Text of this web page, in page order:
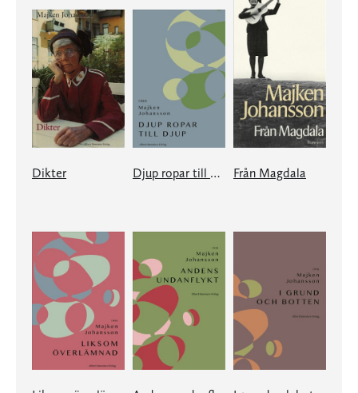
Dikter Djup ropar till djup Från Magdala